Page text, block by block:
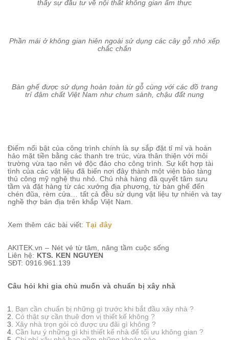
thấy sự đầu tư về nội thất không gian ẩm thực
Phần mái ở không gian hiên ngoài sử dụng các cây gỗ nhỏ xếp
chắc chắn
Bàn ghế được sử dụng hoàn toàn từ gỗ cùng với các đồ trang
trí đậm chất Việt Nam như chum sành, chậu đất nung
Điểm nổi bật của công trình chính là sự sắp đặt tỉ mỉ và hoàn
hảo mặt tiền bằng các thanh tre trúc, vừa thân thiện với môi
trường vừa tạo nên vẻ độc đáo cho công trình. Sự kết hợp tài
tình của các vật liệu đã biến nơi đây thành một viện bảo tàng
thủ công mỹ nghệ thu nhỏ. Chủ nhà hàng đã quyết tâm sưu
tầm và đặt hàng từ các xưởng địa phương, từ bàn ghế đến
chén đũa, rèm cửa… tất cả đều sử dụng vật liệu tự nhiên và tay
nghề thợ bản địa trên khắp Việt Nam.
Xem thêm các bài viết: Tại đây
AKITEK.vn – Nét vẻ từ tâm, nâng tầm cuộc sống
Liên hệ: KTS. KEN NGUYEN
SĐT: 0916.961.139
Câu hỏi khi gia chủ muốn và chuẩn bị xây nhà
Bạn cần chuẩn bị những gì trước khi bắt đầu xây nhà ?
Có thật sự cần thuê đơn vị thiết kế không ?
Xây nhà trọn gói có được ưu đãi gì không ?
Cần lưu ý những gì khi thiết kế nhà để tối ưu không gian ?